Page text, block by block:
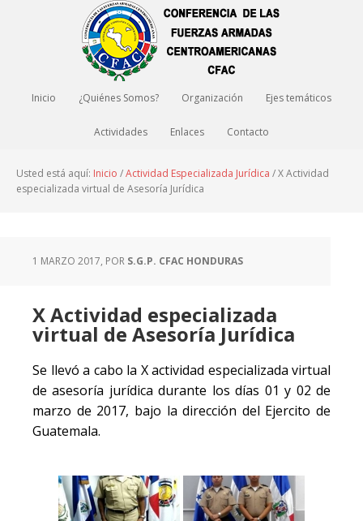
Inicio ¿Quiénes Somos? Organización Ejes temáticos
Actividades Enlaces Contacto
Usted está aquí: Inicio /Actividad Especializada Jurídica /X Actividad
especializada virtual de Asesoría Jurídica
1 MARZO 2017, POR S.G.P. CFAC HONDURAS
X Actividad especializada
virtual de Asesoría Jurídica
Se llevó a cabo la X actividad especializada virtual
de asesoría jurídica durante los días 01 y 02 de
marzo de 2017, bajo la dirección del Ejercito de
Guatemala.